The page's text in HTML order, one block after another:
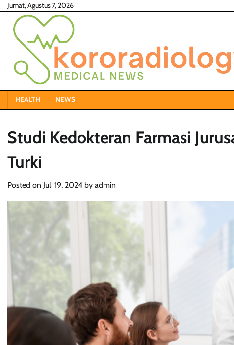
Skip
content
Jumat, Agustus 7, 2026
HEALTH NEWS
Studi Kedokteran Farmasi
Turki
Posted on Juli 19, 2024 by admin